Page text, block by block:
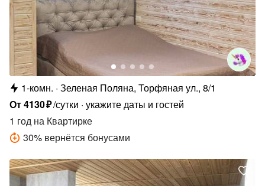
1-комн. Зеленая Поляна, Торфяная ул., 8/1
От4130₽/сутки укажите даты и гостей
1 год на Квартирке
30% вернётся бонусами